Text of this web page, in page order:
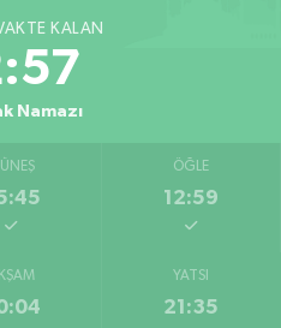
KALAN
Namazı
ÖĞLE
12:59
YATSI
21:35